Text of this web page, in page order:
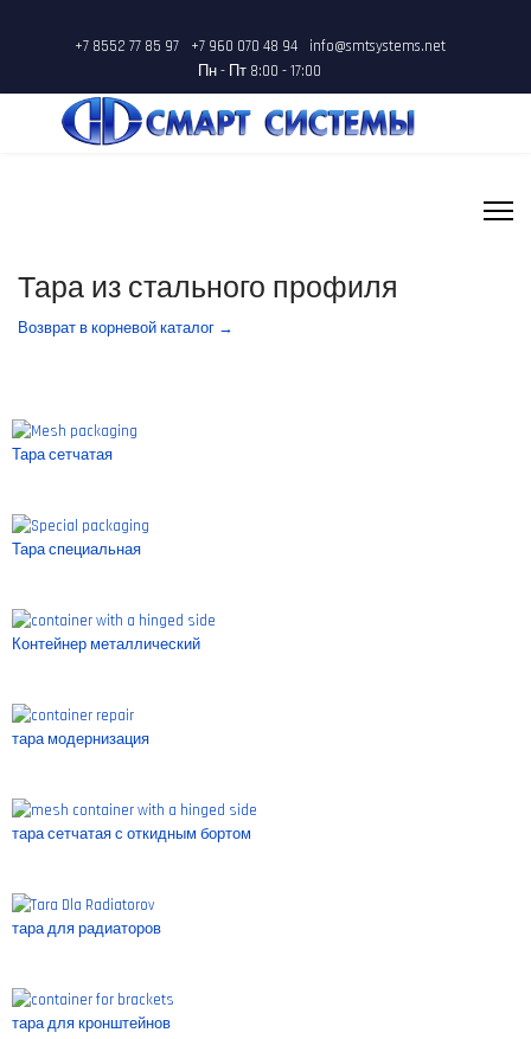
+7 8552 77 85 97 +7 960 070 48 94
info@smtsystems.net
Пн - Пт 8:00 - 17:00
Тара из стального профиля
Возврат в корневой каталог →
Тара сетчатая
Тара специальная
Контейнер металлический
тара модернизация
тара сетчатая с откидным бортом
тара для радиаторов
тара для кронштейнов